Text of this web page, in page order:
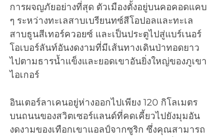
การผจญภัยอย่างที่สุด ตัวเมืองตั้งอยู่บนคอคอดแคบ
ๆ ระหว่างทะเลสาบเบรียนทซ์สีโอปอลและทะเล
สาบธูนสีเทอร์ควอยซ์ และเป็นประตูไปสู่แบร์เนอร์
โอเบอร์ลันท์อันงดงามที่มีเส้นทางเดินป่าทอดยาว
ไปตามธารน้ำแข็งและยอดเขาอันยิ่งใหญ่ของภูเขา
ไอเกอร์
อินเตอร์ลาเคนอยู่ห่างออกไปเพียง 120 กิโลเมตร
บนถนนของสวิตเซอร์แลนด์ที่คดเคี้ยวไปยังมุมอัน
งดงามของเทือกเขาแอลป์จากซูริก ซึ่งคุณสามารถ